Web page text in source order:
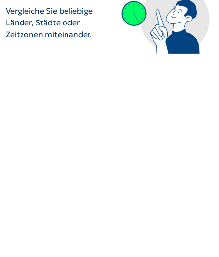
Vergleiche Sie beliebige
Länder, Städte oder
Zeitzonen miteinander.